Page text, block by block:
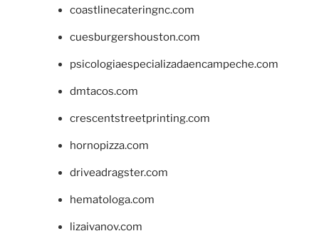
coastlinecateringnc.com
cuesburgershouston.com
psicologiaespecializadaencampeche.com
dmtacos.com
crescentstreetprinting.com
hornopizza.com
driveadragster.com
hematologa.com
lizaivanov.com